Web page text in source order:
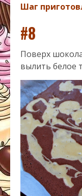
Шаг
#8
Поверх
вылить белое